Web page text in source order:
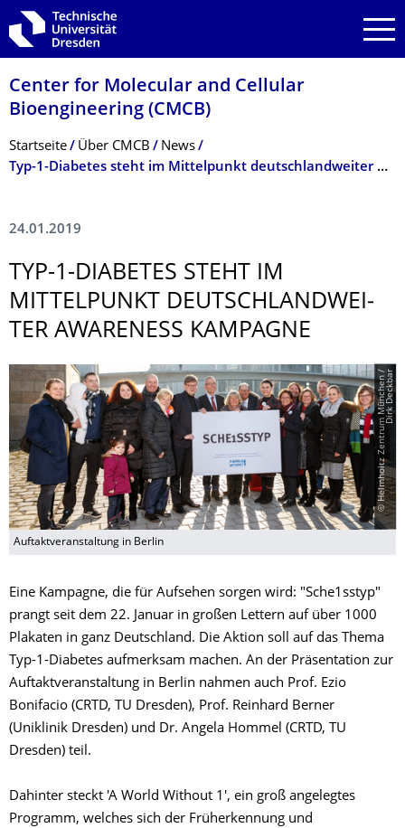
Zur Hauptnavigation springen
Zur Suche springen
Zum Inhalt springen
Center for Molecular and Cellular
Bioengineering (CMCB)
Breadcrumb-Menü
Startseite Über CMCB
News
Typ-1-Diabetes steht im Mittelpunkt deutschlandweiter Awareness Kampagne
24.01.2019
TYP-1-DIABETES STEHT IM
MITTELPUNKT DEUTSCHLANDWEI­
TER AWARENESS KAMPAGNE
©
H
e
l
m
h
o
l
t
z
Z
e
n
t
r
u
m
M
ü
n
c
h
e
n
/
D
i
r
k
D
e
c
k
b
ar
Auftaktveranstaltung in Berlin
Eine Kampagne, die für Aufsehen sorgen wird: "Sche1sstyp"
prangt seit dem 22. Januar in großen Lettern auf über 1000
Plakaten in ganz Deutschland. Die Aktion soll auf das Thema
Typ-1-Diabetes aufmerksam machen. An der Präsentation zur
Auftaktveranstaltung in Berlin nahmen auch Prof. Ezio
Bonifacio (CRTD, TU Dresden), Prof. Reinhard Berner
(Uniklinik Dresden) und Dr. Angela Hommel (CRTD, TU
Dresden) teil.
Dahinter steckt 'A World Without 1', ein groß angelegtes
Programm, welches sich der Früherkennung und